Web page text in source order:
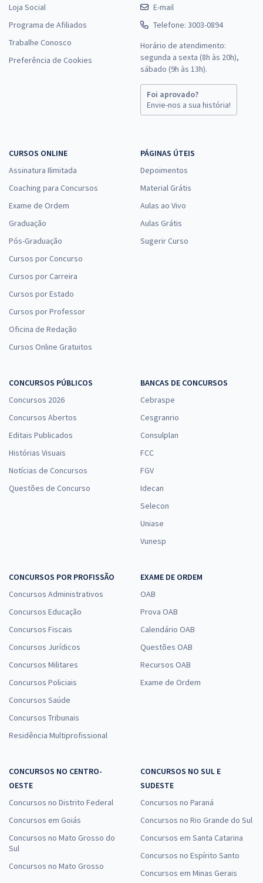
Loja Social
Programa de Afiliados
Trabalhe Conosco
Preferência de Cookies
E-mail
Telefone: 3003-0894
Horário de atendimento:
segunda a sexta (8h às 20h),
sábado (9h às 13h).
Foi aprovado?
Envie-nos a sua história!
CURSOS ONLINE
Assinatura Ilimitada
Coaching para Concursos
Exame de Ordem
Graduação
Pós-Graduação
Cursos por Concurso
Cursos por Carreira
Cursos por Estado
Cursos por Professor
Oficina de Redação
Cursos Online Gratuitos
PÁGINAS ÚTEIS
Depoimentos
Material Grátis
Aulas ao Vivo
Aulas Grátis
Sugerir Curso
CONCURSOS PÚBLICOS
Concursos 2026
Concursos Abertos
Editais Publicados
Histórias Visuais
Notícias de Concursos
Questões de Concurso
BANCAS DE CONCURSOS
Cebraspe
Cesgranrio
Consulplan
FCC
FGV
Idecan
Selecon
Uniase
Vunesp
CONCURSOS POR PROFISSÃO
Concursos Administrativos
Concursos Educação
Concursos Fiscais
Concursos Jurídicos
Concursos Militares
Concursos Policiais
Concursos Saúde
Concursos Tribunais
Residência Multiprofissional
EXAME DE ORDEM
OAB
Prova OAB
Calendário OAB
Questões OAB
Recursos OAB
Exame de Ordem
CONCURSOS NO CENTRO-
OESTE
Concursos no Distrito Federal
Concursos em Goiás
Concursos no Mato Grosso do
Sul
Concursos no Mato Grosso
CONCURSOS NO SUL E
SUDESTE
Concursos no Paraná
Concursos no Rio Grande do Sul
Concursos em Santa Catarina
Concursos no Espírito Santo
Concursos em Minas Gerais